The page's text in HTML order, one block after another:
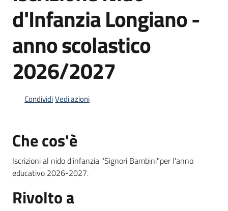
famiglie
Informazioni
locali
d'Infanzia Longiano -
anno scolastico
2026/2027
CondividiVedi azioni
Che cos'è
Iscrizioni al nido d'infanzia "Signori Bambini"per l'anno
educativo 2026-2027.
Rivolto a